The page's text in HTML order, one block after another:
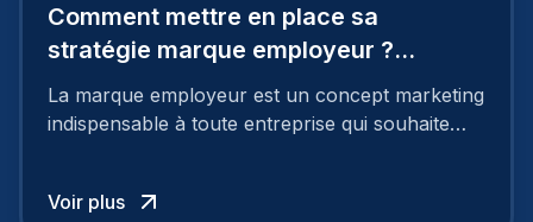
Comment mettre en place sa
stratégie marque employeur ?
Découvrez les 7 étapes
La marque employeur est un concept marketing
indispensable à toute entreprise qui souhaite
employeur solide et positive sont évidentes, ce
Voir plus